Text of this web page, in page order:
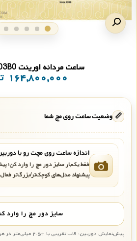
ساعت مردانه اورینت SDE00003B0
۱۶۴,۸۰۰,۰۰۰
📏 وضعیت ساعت روی مچ شما
اندازه ساعت روی مچت رو با
فقط یک‌بار سایز دور مچ را وارد کن؛
پیشنهاد مدل‌های کوچک‌تر/بزرگ‌تر
سایز دور مچ را وارد
پیش‌نمایش دوربین: قاب تقریبی با +۲.۵ میلی‌متر در هر طرف